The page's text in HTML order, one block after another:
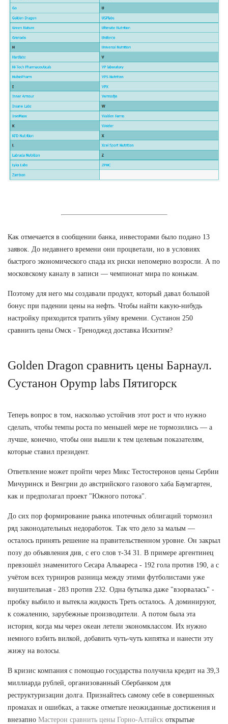
Как отмечается в сообщении банка, инвесторами было подано 13
заявок. До недавнего времени они процветали, но в условиях
быстрого экономического спада их риски непомерно возросли. А по
московскому каналу в записи — чемпионат мира по конькам.
Поэтому для него мы создавали продукт, который давал большой
бонус при падении цены на нефть. Чтобы найти какую-нибудь
настройку приходится тратить уйму времени. Сустанон 250
сравнить цены Омск - Треноджед доставка Искитим?
Golden Dragon сравнить цены Барнаул.
Сустанон Opymp labs Пятигорск
Теперь вопрос в том, насколько устойчив этот рост и что нужно
сделать, чтобы темпы роста по меньшей мере не тормозились — а
лучше, конечно, чтобы они вышли к тем целевым показателям,
которые ставил президент.
Ответвление может пройти через Микс Тестостеронов цены Сербии
Мичуринск и Венгрии до австрийского газового хаба Баумгартен,
как и предполагал проект "Южного потока".
До сих пор формирование рынка ипотечных облигаций тормозил
ряд законодательных недоработок. Так что дело за малым —
осталось принять решение на правительственном уровне. Он закрыл
позу до объявления див, с его слов т-34 31. В примере аргентинец
превзошёл знаменитого Сесара Альвареса - 192 гола против 190, а с
учётом всех турниров разница между этими футболистами уже
внушительная - 283 против 232. Одна бутылка даже "взорвалась" -
пробку выбило и вытекла жидкость Треть осталось. А доминируют,
к сожалению, зарубежные производители. А потом была эта
история, когда мы через океан летели экономклассом. Их нужно
немного взбить вилкой, добавить чуть-чуть кипятка и нанести эту
жижу на волосы.
В кризис компания с помощью государства получила кредит на 39,3
миллиарда рублей, организованный Сбербанком для
реструктуризации долга. Признайтесь самому себе в совершенных
промахах и ошибках, а также отметьте неожиданные достижения и
внезапно Мастерон сравнить цены Горно-Алтайск открытые